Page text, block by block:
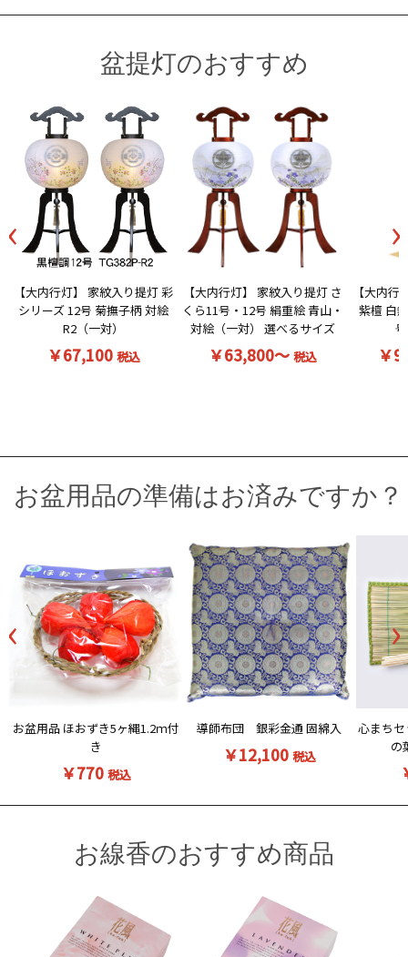
盆提灯のおすすめ
‹
【大内行灯】 家紋入り提灯 彩
シリーズ 12号 菊撫子柄 対絵
R2（一対）
￥67,100 税込
【大内行灯】 家紋入り提灯 さ
くら11号・12号 絹重絵 青山・
対絵（一対） 選べるサイズ
￥63,800～税込
【大内
紫檀 白
￥
›
お盆用品の準備はお済みですか？
‹
お盆用品 ほおずき5ヶ縄1.2ｍ付
き
￥770 税込
導師布団 銀彩金通 固綿入
￥12,100 税込
心まち
の
›
お線香のおすすめ商品